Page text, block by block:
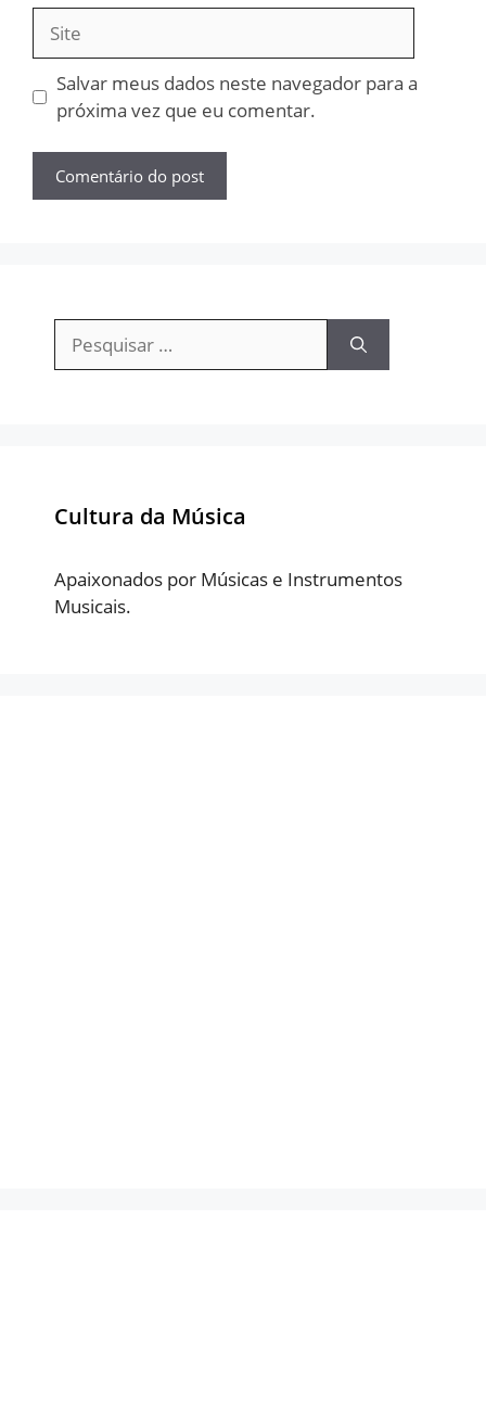
Site
Salvar meus dados neste navegador para a
próxima vez que eu comentar.
Pesquisar
por:
Cultura da Música
Apaixonados por Músicas e Instrumentos
Musicais.